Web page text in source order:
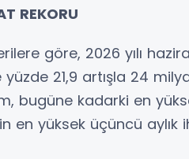
REKORU
göre, 2026 yılı
yüzde 21,9 artışla 24
bugüne kadarki en
en yüksek üçüncü